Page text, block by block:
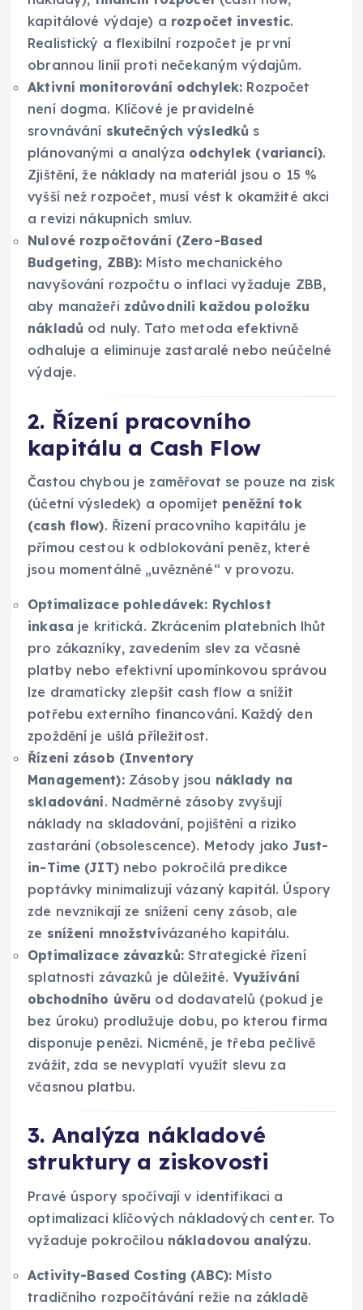
kapitálové výdaje) a rozpočet investic.
Realistický a flexibilní rozpočet je první
obrannou linií proti nečekaným výdajům.
Aktivní monitorování odchylek: Rozpočet
není dogma. Klíčové je pravidelné
srovnávání skutečných výsledků s
plánovanými a analýza odchylek (variancí).
Zjištění, že náklady na materiál jsou o 15 %
vyšší než rozpočet, musí vést k okamžité akci
a revizi nákupních smluv.
Nulové rozpočtování (Zero-Based
Budgeting, ZBB): Místo mechanického
navyšování rozpočtu o inflaci vyžaduje ZBB,
aby manažeři zdůvodnili každou položku
nákladů od nuly. Tato metoda efektivně
odhaluje a eliminuje zastaralé nebo neúčelné
výdaje.
2. Řízení pracovního
kapitálu a Cash Flow
Častou chybou je zaměřovat se pouze na zisk
(účetní výsledek) a opomíjet peněžní tok
(cash flow). Řízení pracovního kapitálu je
přímou cestou k odblokování peněz, které
jsou momentálně „uvězněné“ v provozu.
Optimalizace pohledávek: Rychlost
inkasa je kritická. Zkrácením platebních lhůt
pro zákazníky, zavedením slev za včasné
platby nebo efektivní upomínkovou správou
lze dramaticky zlepšit cash flow a snížit
potřebu externího financování. Každý den
zpoždění je ušlá příležitost.
Řízení zásob (Inventory
Management):Zásoby jsou náklady na
skladování. Nadměrné zásoby zvyšují
náklady na skladování, pojištění a riziko
zastarání (obsolescence). Metody jakoJust-
in-Time (JIT)nebo pokročilá predikce
poptávky minimalizují vázaný kapitál. Úspory
zde nevznikají ze snížení ceny zásob, ale
ze snížení množstvívázaného kapitálu.
Optimalizace závazků: Strategické řízení
splatnosti závazků je důležité. Využívání
obchodního úvěru od dodavatelů (pokud je
bez úroku) prodlužuje dobu, po kterou firma
disponuje penězi. Nicméně, je třeba pečlivě
zvážit, zda se nevyplatí využít slevu za
včasnou platbu.
3. Analýza nákladové
struktury a ziskovosti
Pravé úspory spočívají v identifikaci a
optimalizaci klíčových nákladových center. To
vyžaduje pokročilou nákladovou analýzu.
Activity-Based Costing (ABC): Místo
tradičního rozpočítávání režie na základě